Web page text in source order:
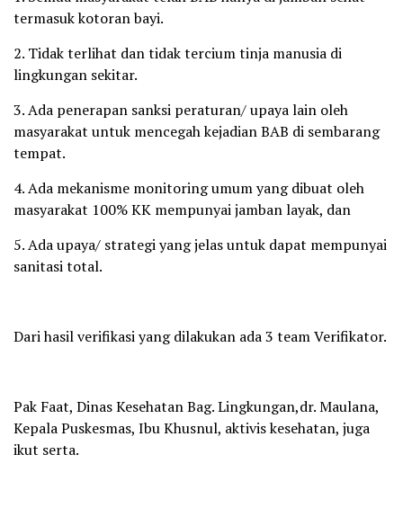
termasuk kotoran bayi.
2. Tidak terlihat dan tidak tercium tinja manusia di
lingkungan sekitar.
3. Ada penerapan sanksi peraturan/ upaya lain oleh
masyarakat untuk mencegah kejadian BAB di sembarang
tempat.
4. Ada mekanisme monitoring umum yang dibuat oleh
masyarakat 100% KK mempunyai jamban layak, dan
5. Ada upaya/ strategi yang jelas untuk dapat mempunyai
sanitasi total.
Dari hasil verifikasi yang dilakukan ada 3 team Verifikator.
Pak Faat, Dinas Kesehatan Bag. Lingkungan,dr. Maulana,
Kepala Puskesmas, Ibu Khusnul, aktivis kesehatan, juga
ikut serta.